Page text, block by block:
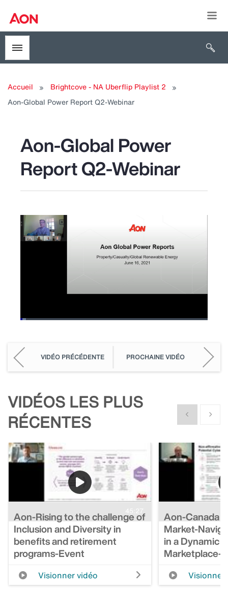
Toggle menubar
Accueil
Brightcove - NA Uberflip Playlist 2
Aon-Global Power Report Q2-Webinar
Aon-Global Power
Report Q2-Webinar
Loaded:
VIDÉO PRÉCÉDENTE PROCHAINE VIDÉO
VIDÉOS LES PLUS
RÉCENTES
Show previous
Show
45:27
Aon-Rising to the challenge of
Inclusion and Diversity in
benefits and retirement
programs-Event
Visionner vidéo
Aon-Canada
Market-
in a Dynamic
Marketplace-
Visionner